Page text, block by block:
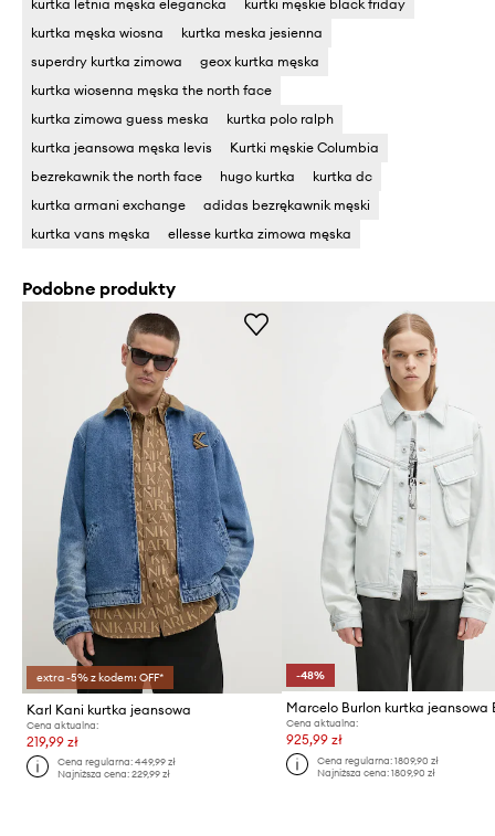
kurtka letnia męska elegancka
kurtki męskie black friday
kurtka męska wiosna
kurtka meska jesienna
superdry kurtka zimowa
geox kurtka męska
kurtka wiosenna męska the north face
kurtka zimowa guess meska
kurtka polo ralph
kurtka jeansowa męska levis
Kurtki męskie Columbia
bezrekawnik the north face
hugo kurtka
kurtka dc
kurtka armani exchange
adidas bezrękawnik męski
kurtka vans męska
ellesse kurtka zimowa męska
Podobne produkty
extra -5% z kodem: OFF*
Karl Kani kurtka jeansowa
Cena aktualna:
219,99 zł
Cena regularna:449,99 zł
Najniższa cena:229,99 zł
-48%
Cena aktualna:
925,99 zł
Cena regularna: 1809,90 zł
Najniższa cena: 1809,90 zł